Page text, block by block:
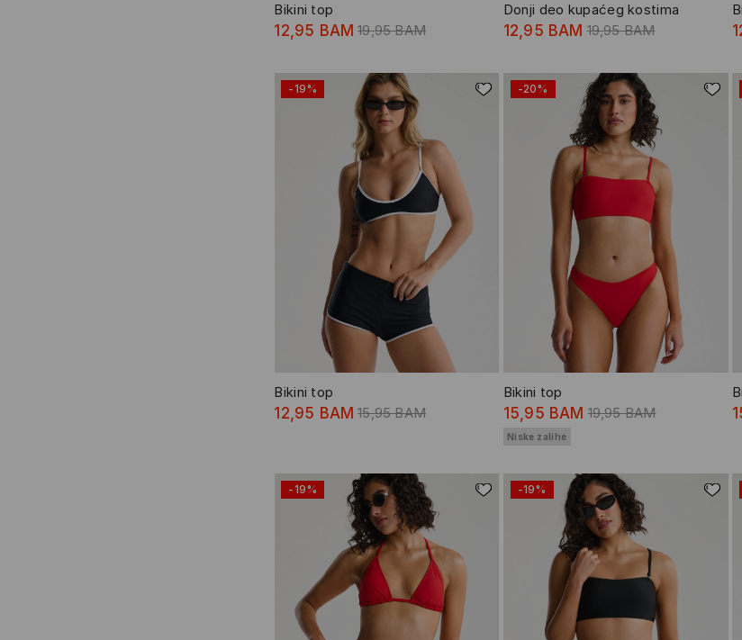
Bikini top
12,95 BAM 19,95 BAM
Donji deo kupaćeg kostima
12,95 BAM 19,95 BAM
-19%
Bikini top
12,95 BAM 15,95 BAM
-20%
Bikini top
15,95 BAM 19,95 BAM
Niske zalihe
-19% -19%